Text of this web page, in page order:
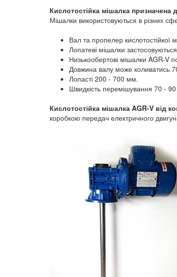
Кислотостійка мішалка призначена
Мішалки використовуються в різних
Вал та пропелер кислотостійкої
Лопатеві мішалки
Низькообертові мішалки AGR-V
Довжина валу може коливатись
Лопасті 200 - 700 мм.
Швидкість перемішування 70 -
Кислотостійка мішалка AGR-V від
коробкою передач електричного